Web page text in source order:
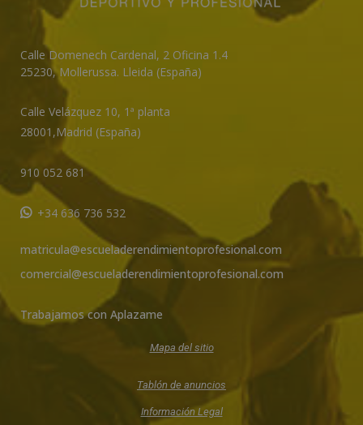
Calle Domenech Cardenal, 2 Oficina 1.4
25230, Mollerussa. Lleida (España)
Calle Velázquez 10, 1ª planta
28001,Madrid (España)
910 052 681
+34 636 736 532
matricula@escueladerendimientoprofesional.com
comercial@escueladerendimientoprofesional.com
Trabajamos con Aplazame
Mapa del sitio
Tablón de anuncios
Información Legal